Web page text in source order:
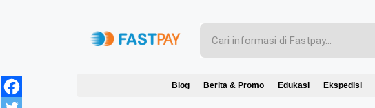
Blog Berita & Promo Edukasi Ekspedisi